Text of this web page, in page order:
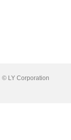
© LY Corporation